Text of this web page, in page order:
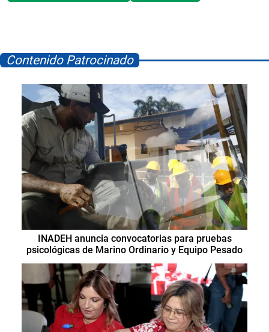
Contenido Patrocinado
INADEH anuncia convocatorias para pruebas
psicológicas de Marino Ordinario y Equipo Pesado